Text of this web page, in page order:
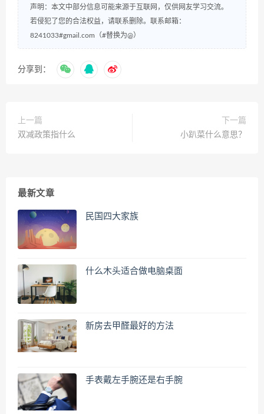
声明：本文中部分信息可能来源于互联网，仅供网友学习交流。
若侵犯了您的合法权益，请联系删除。联系邮箱：
8241033#gmail.com（#替换为@）
分享到：
上一篇
双减政策指什么
下一篇
小趴菜什么意思？
最新文章
民国四大家族
什么木头适合做电脑桌面
新房去甲醛最好的方法
手表戴左手腕还是右手腕